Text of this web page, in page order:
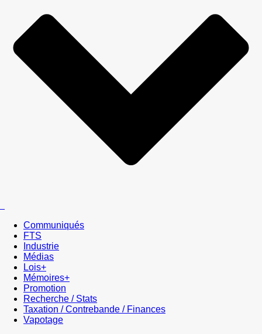
Communiqués
FTS
Industrie
Médias
Lois+
Mémoires+
Promotion
Recherche / Stats
Taxation / Contrebande / Finances
Vapotage